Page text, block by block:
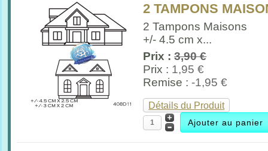
2 TAMPONS
2 Tampons Maisons
+/- 4.5 cm x...
Prix :3,90 €
Prix : 1,95 €
Remise :-1,95 €
Détails du Produit